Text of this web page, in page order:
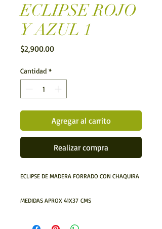
ECLIPSE ROJO
Y AZUL 1
$2,900.00Precio
Cantidad *
Agregar al carrito
Realizar compra
ECLIPSE DE MADERA FORRADO CON CHAQUIRA
MEDIDAS APROX 41X37 CMS